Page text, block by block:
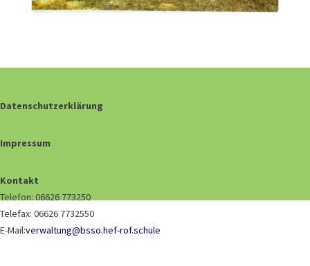
Datenschutzerklärung
Impressum
Kontakt
Telefon: 06626 773250
Telefax: 06626 7732550
E-Mail:verwaltung@bsso.hef-rof.schule